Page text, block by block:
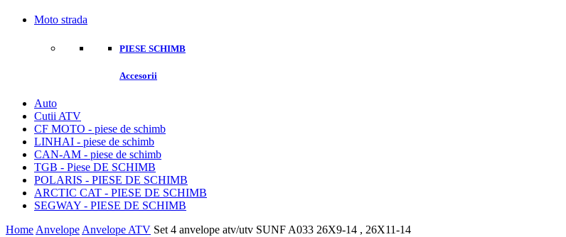
Moto strada
PIESE SCHIMB
Accesorii
Auto
Cutii ATV
CF MOTO - piese de schimb
LINHAI - piese de schimb
CAN-AM - piese de schimb
TGB - Piese DE SCHIMB
POLARIS - PIESE DE SCHIMB
ARCTIC CAT - PIESE DE SCHIMB
SEGWAY - PIESE DE SCHIMB
Home Anvelope Anvelope ATV Set 4 anvelope atv/utv SUNF A033 26X9-14 , 26X11-14